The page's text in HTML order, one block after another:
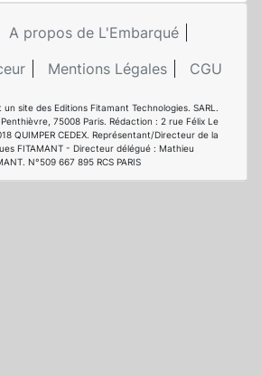
A propos de L'Embarqué
Mentions Légales CGU
site des Editions Fitamant Technologies. SARL.
75008 Paris. Rédaction : 2 rue Félix Le
QUIMPER CEDEX. Représentant/Directeur de la
FITAMANT - Directeur délégué : Mathieu
N°509 667 895 RCS PARIS